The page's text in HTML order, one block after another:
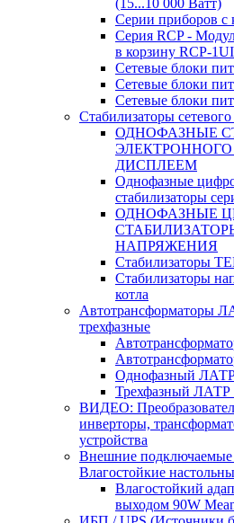
(15...10 000 Ватт)
Серии приборов с
Серия RCP -
в корзину RCP-
Сетевые блоки
Сетевые блоки
Сетевые блоки
Стабилизаторы
ОДНОФАЗНЫЕ
ДИСПЛЕЕМ
Однофазные
стабилизаторы
ОДНОФАЗНЫЕ
НАПРЯЖЕНИЯ
Стабилизаторы
Стабилизаторы
котла
Автотрансформаторы
трехфазные
Однофазный
Трехфазный
ВИДЕО:
инверторы,
устройства
Внешние подключаемые
Влагостойкие
Влагостойкий
выходом 90W